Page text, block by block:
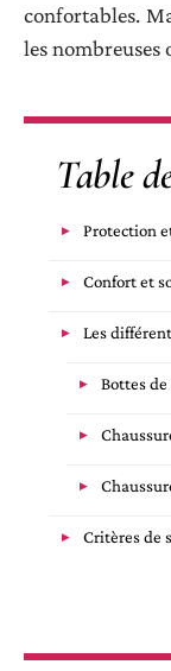
confortables.
les nombreuses
Table
Protection
Confort et
Les
Bottes
Critères de